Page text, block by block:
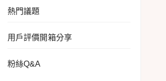
熱門議題
用戶評價開箱分享
粉絲Q&A